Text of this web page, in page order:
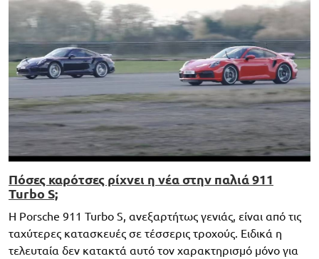
Πόσες καρότσες ρίχνει η νέα στην παλιά 911
Turbo S;
Η Porsche 911 Turbo S, ανεξαρτήτως γενιάς, είναι από τις
ταχύτερες κατασκευές σε τέσσερις τροχούς. Ειδικά η
τελευταία δεν κατακτά αυτό τον χαρακτηρισμό μόνο για